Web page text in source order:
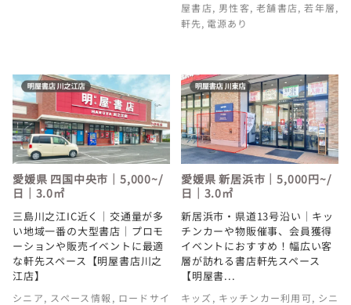
屋書店, 男性客, 老舗書店,若年層,
軒先, 電源あり
愛媛県 四国中央市｜5,000~/
日｜3.0㎡
三島川之江IC近く｜交通量が多
い地域一番の大型書店｜プロモ
ーションや販売イベントに最適
な軒先スペース【明屋書店川之
江店】
シニア, スペース情報 , ロードサイ
愛媛県 新居浜市｜5,000円~/
日｜3.0㎡
新居浜市・県道13号沿い｜キッ
チンカーや物販催事、会員獲得
イベントにおすすめ！幅広い客
層が訪れる書店軒先スペース
【明屋書...
キッズ, キッチンカー利用可, シニ